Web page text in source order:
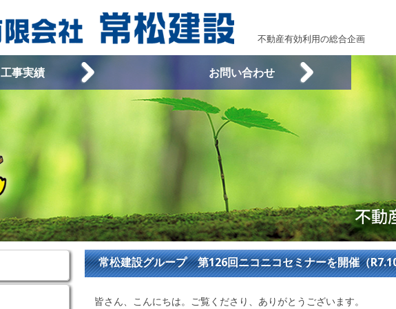
不動産有効利用の総合企画
工事実績 お問い合わせ
常松建設グループ 第126回ニコニコセミナーを開催（
皆さん、こんにちは。ご覧くださり、ありがとうございます。